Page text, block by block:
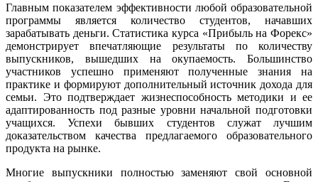
Главным показателем эффективности любой образовательной
программы является количество студентов, начавших
зарабатывать деньги. Статистика курса «Прибыль на Форекс»
демонстрирует впечатляющие результаты по количеству
выпускников, вышедших на окупаемость. Большинство
участников успешно применяют полученные знания на
практике и формируют дополнительный источник дохода для
семьи. Это подтверждает жизнеспособность методики и ее
адаптированность под разные уровни начальной подготовки
учащихся. Успехи бывших студентов служат лучшим
доказательством качества предлагаемого образовательного
продукта на рынке.
Многие выпускники полностью заменяют свой основной